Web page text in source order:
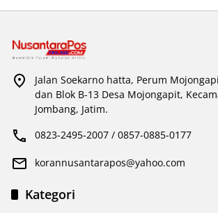
Jalan Soekarno hatta, Perum
dan Blok B-13 Desa Mojongapit,
Jombang, Jatim.
0823-2495-2007 / 0857-0885-0177
korannusantarapos@yahoo.com
Kategori